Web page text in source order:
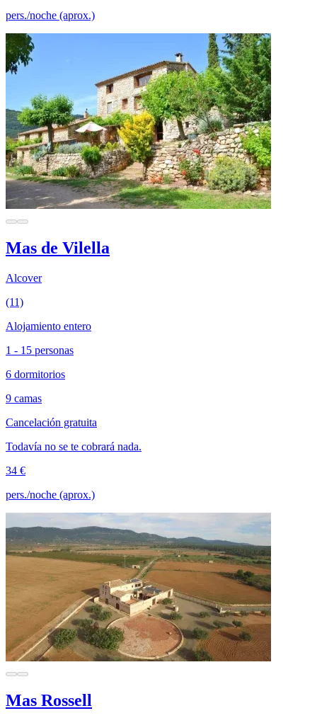
pers./noche (aprox.)
Mas de Vilella
Alcover
(11)
Alojamiento entero
1 - 15 personas
6 dormitorios
9 camas
Cancelación gratuita
Todavía no se te cobrará nada.
34 €
pers./noche (aprox.)
Mas Rossell